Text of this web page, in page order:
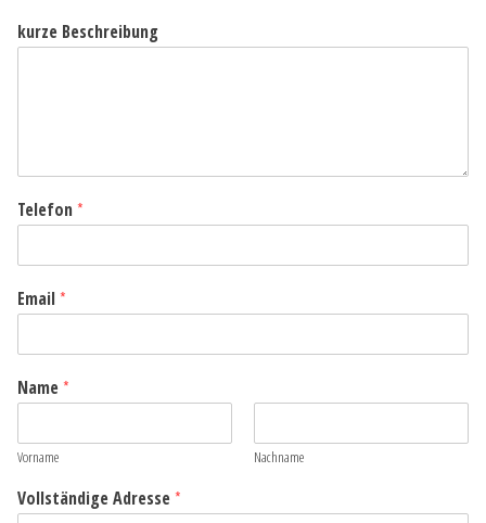
kurze Beschreibung
Telefon*
Email*
Name*
Vorname Nachname
Vollständige Adresse*